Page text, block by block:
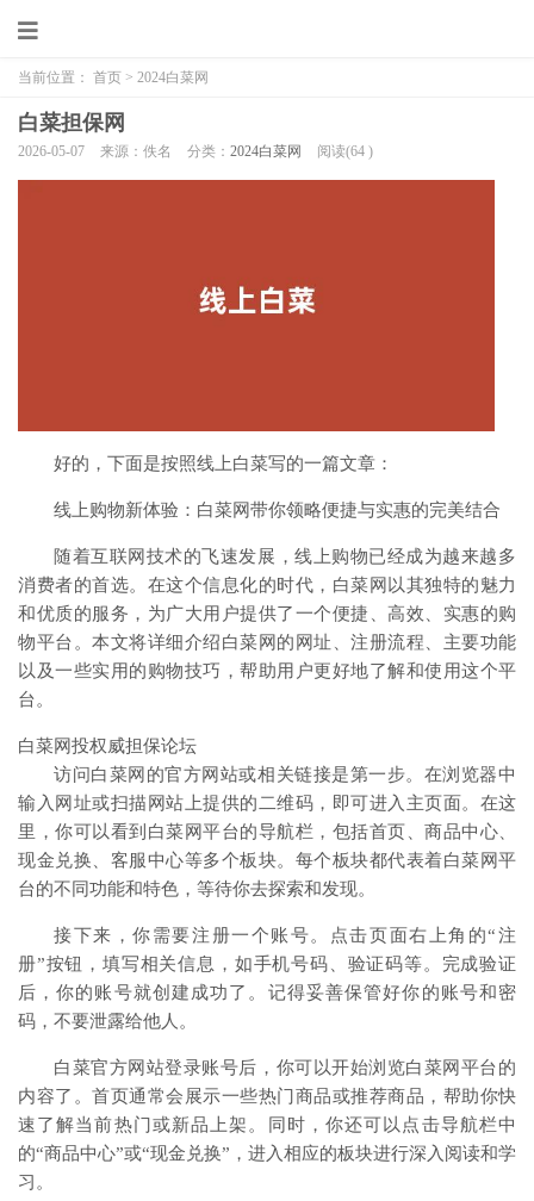
当前位置： 首页 > 2024白菜网
白菜担保网
2026-05-07 来源：佚名 分类： 2024白菜网 阅读(64 )
好的，下面是按照线上白菜写的一篇文章：
线上购物新体验：白菜网带你领略便捷与实惠的完美结合
随着互联网技术的飞速发展，线上购物已经成为越来越多
消费者的首选。在这个信息化的时代，白菜网以其独特的魅力
和优质的服务，为广大用户提供了一个便捷、高效、实惠的购
物平台。本文将详细介绍白菜网的网址、注册流程、主要功能
以及一些实用的购物技巧，帮助用户更好地了解和使用这个平
台。
白菜网投权威担保论坛
访问白菜网的官方网站或相关链接是第一步。在浏览器中
输入网址或扫描网站上提供的二维码，即可进入主页面。在这
里，你可以看到白菜网平台的导航栏，包括首页、商品中心、
现金兑换、客服中心等多个板块。每个板块都代表着白菜网平
台的不同功能和特色，等待你去探索和发现。
接下来，你需要注册一个账号。点击页面右上角的“注
册”按钮，填写相关信息，如手机号码、验证码等。完成验证
后，你的账号就创建成功了。记得妥善保管好你的账号和密
码，不要泄露给他人。
白菜官方网站登录账号后，你可以开始浏览白菜网平台的
内容了。首页通常会展示一些热门商品或推荐商品，帮助你快
速了解当前热门或新品上架。同时，你还可以点击导航栏中
的“商品中心”或“现金兑换”，进入相应的板块进行深入阅读和学
习。